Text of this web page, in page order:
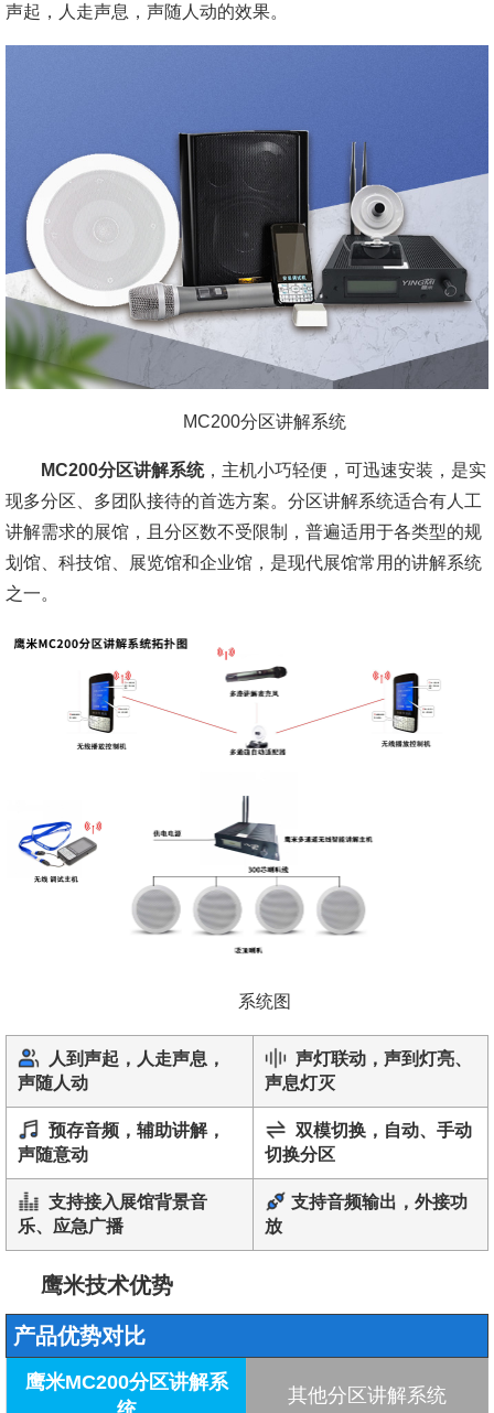
声起，人走声息，声随人动的效果。
MC200分区讲解系统
MC200分区讲解系统，主机小巧轻便，可迅速安装，是实
现多分区、多团队接待的首选方案。分区讲解系统适合有人工
讲解需求的展馆，且分区数不受限制，普遍适用于各类型的规
划馆、科技馆、展览馆和企业馆，是现代展馆常用的讲解系统
之一。
系统图
人到声起，人走声息，
声随人动
声灯联动，声到灯亮、
声息灯灭
预存音频，辅助讲解，
声随意动
双模切换，自动、手动
切换分区
支持接入展馆背景音
乐、应急广播
支持音频输出，外接功
放
鹰米技术优势
产品优势对比
鹰米MC200分区讲解系
其他分区讲解系统